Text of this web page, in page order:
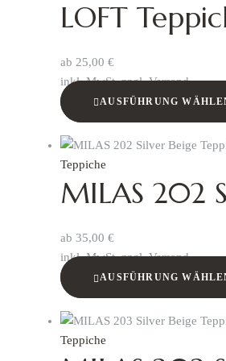
LOFT
ab 25,00 €
inkl. MwSt. zzgl. Versand
AUSFÜHRUNG
Teppiche
MILAS 202
ab 35,00 €
inkl. MwSt. zzgl. Versand
AUSFÜHRUNG
Teppiche